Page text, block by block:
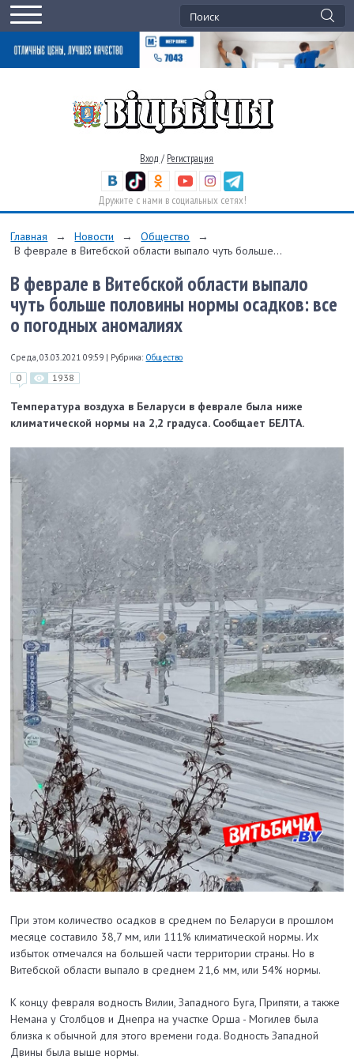
Вход / Регистрация
Дружите с нами в социальных сетях!
Главная → Новости → Общество
→
В феврале в Витебской области выпало чуть больше...
В феврале в Витебской области выпало
чуть больше половины нормы осадков: все
о погодных аномалиях
Среда, 03.03.2021 09:59 | Рубрика: Общество
0 1938
Температура воздуха в Беларуси в феврале была ниже
климатической нормы на 2,2 градуса. Сообщает БЕЛТА.
При этом количество осадков в среднем по Беларуси в прошлом
месяце составило 38,7 мм, или 111% климатической нормы. Их
избыток отмечался на большей части территории страны. Но в
Витебской области выпало в среднем 21,6 мм, или 54% нормы.
К концу февраля водность Вилии, Западного Буга, Припяти, а также
Немана у Столбцов и Днепра на участке Орша - Могилев была
близка к обычной для этого времени года. Водность Западной
Двины была выше нормы.